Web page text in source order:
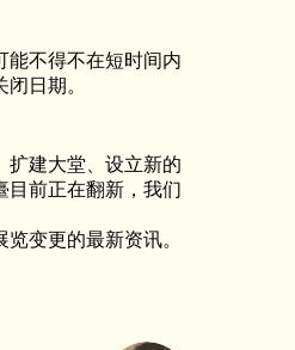
能不得不在短时间内
日期。
扩建大堂、设立新的
目前正在翻新，我们
变更的最新资讯。